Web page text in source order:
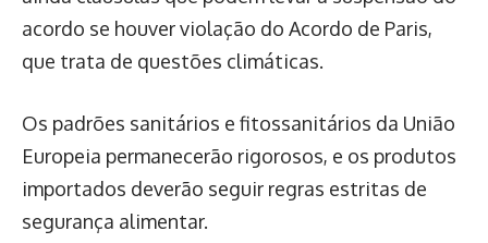
acordo se houver violação do Acordo de Paris,
que trata de questões climáticas.
Os padrões sanitários e fitossanitários da União
Europeia permanecerão rigorosos, e os produtos
importados deverão seguir regras estritas de
segurança alimentar.